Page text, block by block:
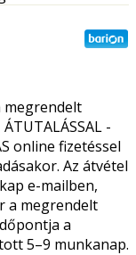
megrendelt
-
online fizetéssel
Az átvétel
e-mailben,
a megrendelt
a
5–9 munkanap.